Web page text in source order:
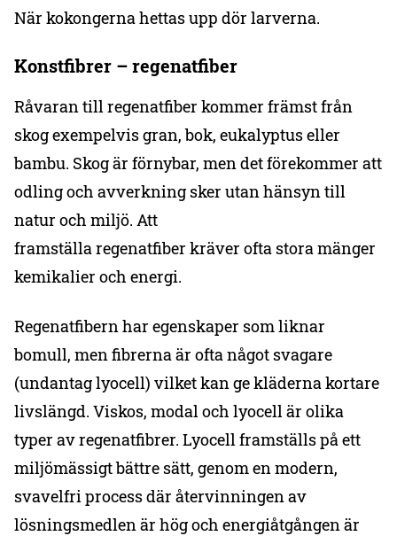
När kokongerna hettas upp dör larverna.
Konstfibrer – regenatfiber
Råvaran till regenatfiber kommer främst från
skog exempelvis gran, bok, eukalyptus eller
bambu. Skog är förnybar, men det förekommer att
odling och avverkning sker utan hänsyn till
natur och miljö. Att
framställa regenatfiber kräver ofta stora mänger
kemikalier och energi.
Regenatfibern har egenskaper som liknar
bomull, men fibrerna är ofta något svagare
(undantag lyocell) vilket kan ge kläderna kortare
livslängd. Viskos, modal och lyocell är olika
typer av regenatfibrer. Lyocell framställs på ett
miljömässigt bättre sätt, genom en modern,
svavelfri process där återvinningen av
lösningsmedlen är hög och energiåtgången är